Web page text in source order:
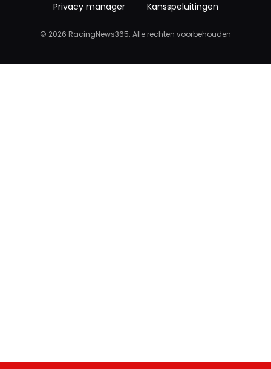
Privacy manager
Kansspeluitingen
© 2026 RacingNews365. Alle rechten voorbehouden